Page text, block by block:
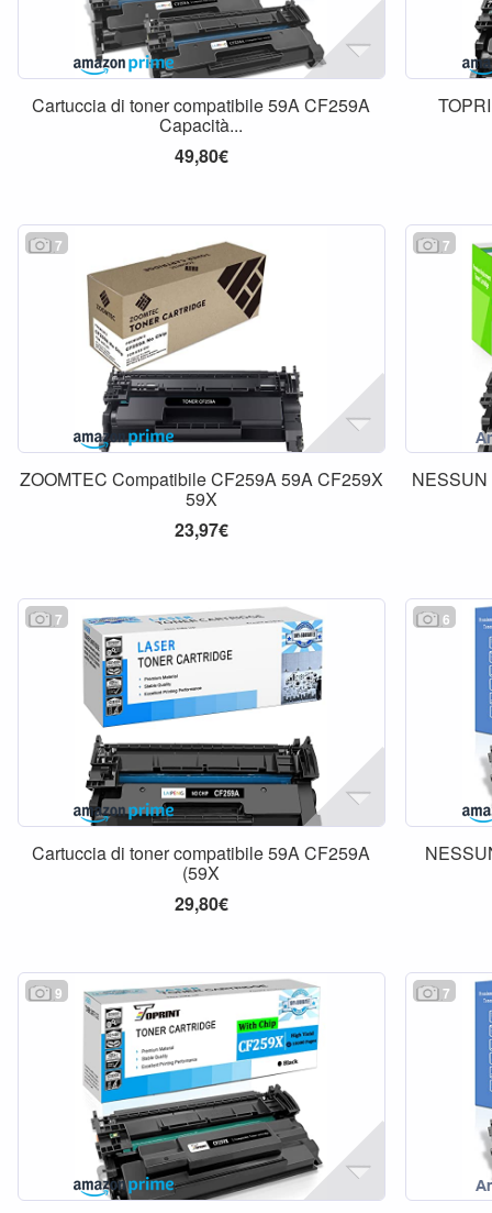
Cartuccia di toner compatibile 59A CF259A
Capacità...
49,80€
7
ZOOMTEC Compatibile CF259A 59A CF259X
59X
23,97€
7
NESSUN
7
Cartuccia di toner compatibile 59A CF259A
(59X
29,80€
6
9 7